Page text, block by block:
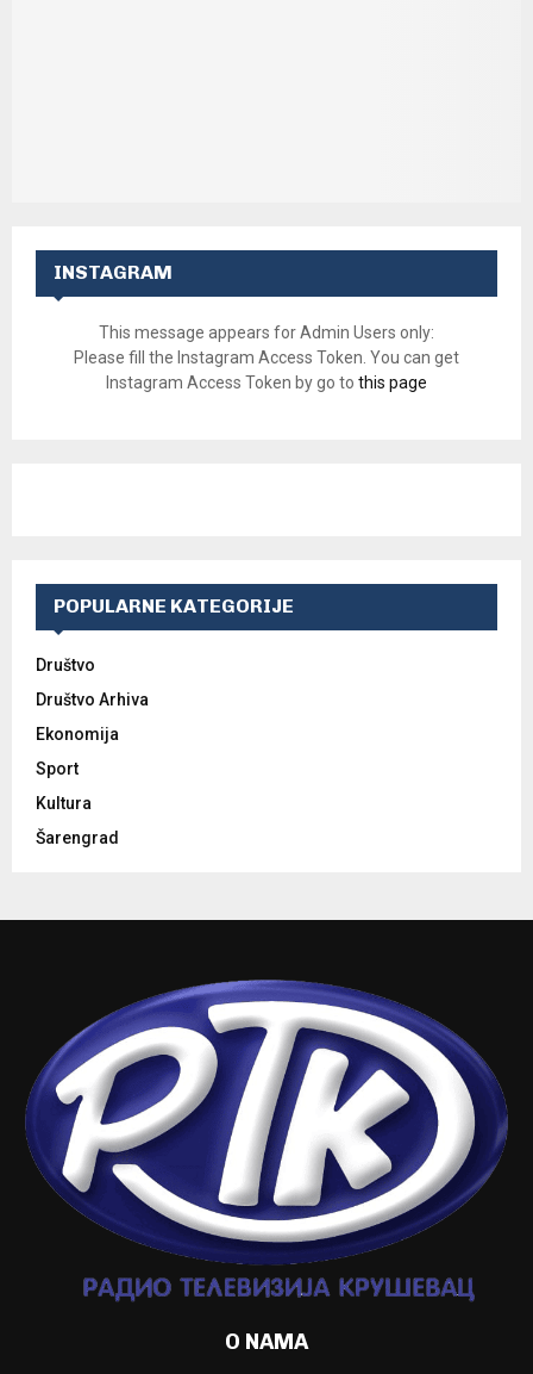
INSTAGRAM
This message appears for Admin Users only:
Please fill the Instagram Access Token. You can get
Instagram Access Token by go to this page
POPULARNE KATEGORIJE
Društvo
Društvo Arhiva
Ekonomija
Sport
Kultura
Šarengrad
O NAMA